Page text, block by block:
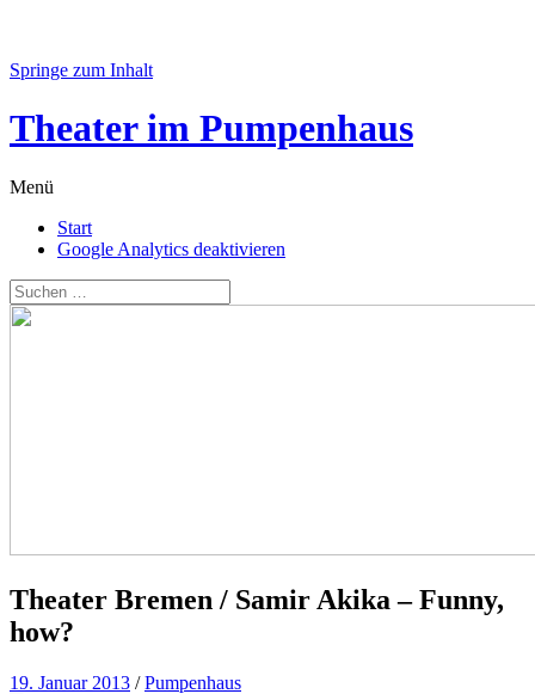
Springe zum Inhalt
Theater im Pumpenhaus
Menü
Start
Google Analytics deaktivieren
Theater Bremen / Samir Akika – Funny,
how?
19. Januar 2013 /Pumpenhaus